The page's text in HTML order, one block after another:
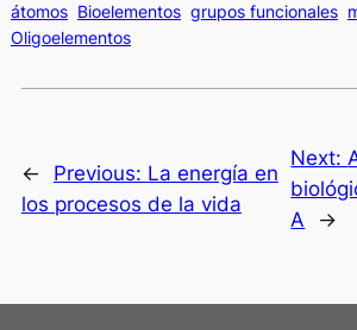
átomos Bioelementos grupos funcionales
Oligoelementos
← Previous: La energía en
los procesos de la vida
Next:
A
→